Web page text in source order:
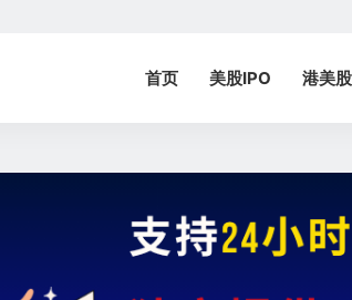
首页 美股IPO 港美